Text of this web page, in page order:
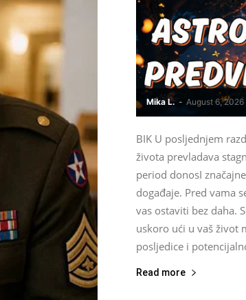
Mika L. - August 6, 2026
BIK U posljednjem
života prevladava
period donosI
događaje. Pred vama
vas ostaviti bez daha.
uskoro ući u vaš život
posljedice i
Read more